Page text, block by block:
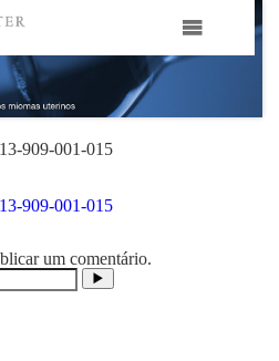
909-001-015
909-001-015
um comentário.